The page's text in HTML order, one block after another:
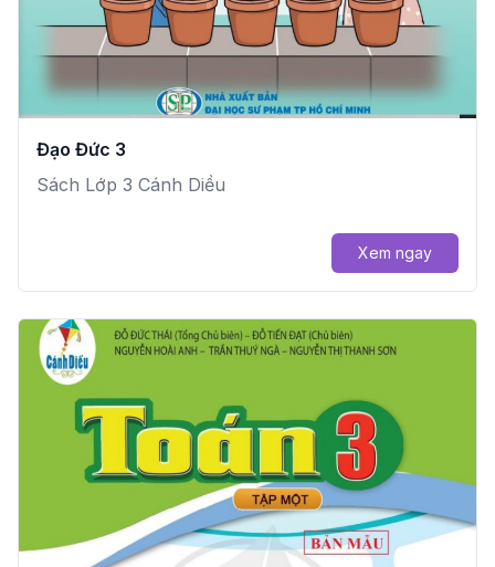
Đạo Đức 3
Sách Lớp 3 Cánh Diều
Xem ngay